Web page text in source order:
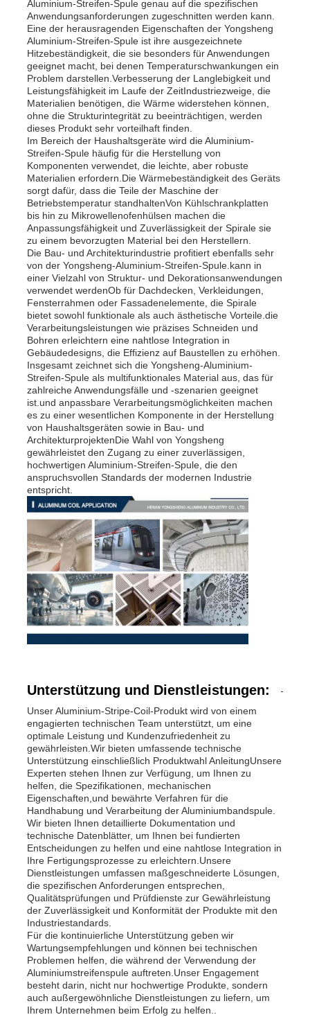
Aluminium-Streifen-Spule genau auf die spezifischen
Anwendungsanforderungen zugeschnitten werden kann.
Eine der herausragenden Eigenschaften der Yongsheng
Aluminium-Streifen-Spule ist ihre ausgezeichnete
Hitzebeständigkeit, die sie besonders für Anwendungen
geeignet macht, bei denen Temperaturschwankungen ein
Problem darstellen.Verbesserung der Langlebigkeit und
Leistungsfähigkeit im Laufe der ZeitIndustriezweige, die
Materialien benötigen, die Wärme widerstehen können,
ohne die Strukturintegrität zu beeinträchtigen, werden
dieses Produkt sehr vorteilhaft finden.
Im Bereich der Haushaltsgeräte wird die Aluminium-
Streifen-Spule häufig für die Herstellung von
Komponenten verwendet, die leichte, aber robuste
Materialien erfordern.Die Wärmebeständigkeit des Geräts
sorgt dafür, dass die Teile der Maschine der
Betriebstemperatur standhaltenVon Kühlschrankplatten
bis hin zu Mikrowellenofenhülsen machen die
Anpassungsfähigkeit und Zuverlässigkeit der Spirale sie
zu einem bevorzugten Material bei den Herstellern.
Die Bau- und Architekturindustrie profitiert ebenfalls sehr
von der Yongsheng-Aluminium-Streifen-Spule.kann in
einer Vielzahl von Struktur- und Dekorationsanwendungen
verwendet werdenOb für Dachdecken, Verkleidungen,
Fensterrahmen oder Fassadenelemente, die Spirale
bietet sowohl funktionale als auch ästhetische Vorteile.die
Verarbeitungsleistungen wie präzises Schneiden und
Bohren erleichtern eine nahtlose Integration in
Gebäudedesigns, die Effizienz auf Baustellen zu erhöhen.
Insgesamt zeichnet sich die Yongsheng-Aluminium-
Streifen-Spule als multifunktionales Material aus, das für
zahlreiche Anwendungsfälle und -szenarien geeignet
ist.und anpassbare Verarbeitungsmöglichkeiten machen
es zu einer wesentlichen Komponente in der Herstellung
von Haushaltsgeräten sowie in Bau- und
ArchitekturprojektenDie Wahl von Yongsheng
gewährleistet den Zugang zu einer zuverlässigen,
hochwertigen Aluminium-Streifen-Spule, die den
anspruchsvollen Standards der modernen Industrie
entspricht.
Unterstützung und Dienstleistungen:
Unser Aluminium-Stripe-Coil-Produkt wird von einem
engagierten technischen Team unterstützt, um eine
optimale Leistung und Kundenzufriedenheit zu
gewährleisten.Wir bieten umfassende technische
Unterstützung einschließlich Produktwahl AnleitungUnsere
Experten stehen Ihnen zur Verfügung, um Ihnen zu
helfen, die Spezifikationen, mechanischen
Eigenschaften,und bewährte Verfahren für die
Handhabung und Verarbeitung der Aluminiumbandspule.
Wir bieten Ihnen detaillierte Dokumentation und
technische Datenblätter, um Ihnen bei fundierten
Entscheidungen zu helfen und eine nahtlose Integration in
Ihre Fertigungsprozesse zu erleichtern.Unsere
Dienstleistungen umfassen maßgeschneiderte Lösungen,
die spezifischen Anforderungen entsprechen,
Qualitätsprüfungen und Prüfdienste zur Gewährleistung
der Zuverlässigkeit und Konformität der Produkte mit den
Industriestandards.
Für die kontinuierliche Unterstützung geben wir
Wartungsempfehlungen und können bei technischen
Problemen helfen, die während der Verwendung der
Aluminiumstreifenspule auftreten.Unser Engagement
besteht darin, nicht nur hochwertige Produkte, sondern
auch außergewöhnliche Dienstleistungen zu liefern, um
Ihrem Unternehmen beim Erfolg zu helfen..